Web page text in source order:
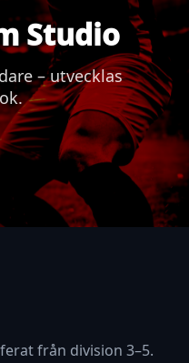
Studio
– utvecklas
från division 3–5.